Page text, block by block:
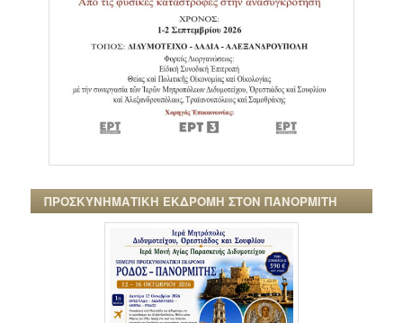
ΠΡΟΣΚΥΝΗΜΑΤΙΚΗ ΕΚΔΡΟΜΗ ΣΤΟΝ ΠΑΝΟΡΜΙΤΗ